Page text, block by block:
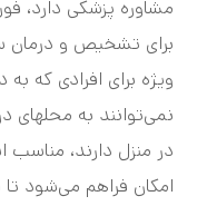
مشاوره پزشکی دارد،
برای تشخیص و درمان
ویژه برای افرادی که
نمی‌توانند به محلهای
در منزل دارند،
امکان فراهم می‌شود